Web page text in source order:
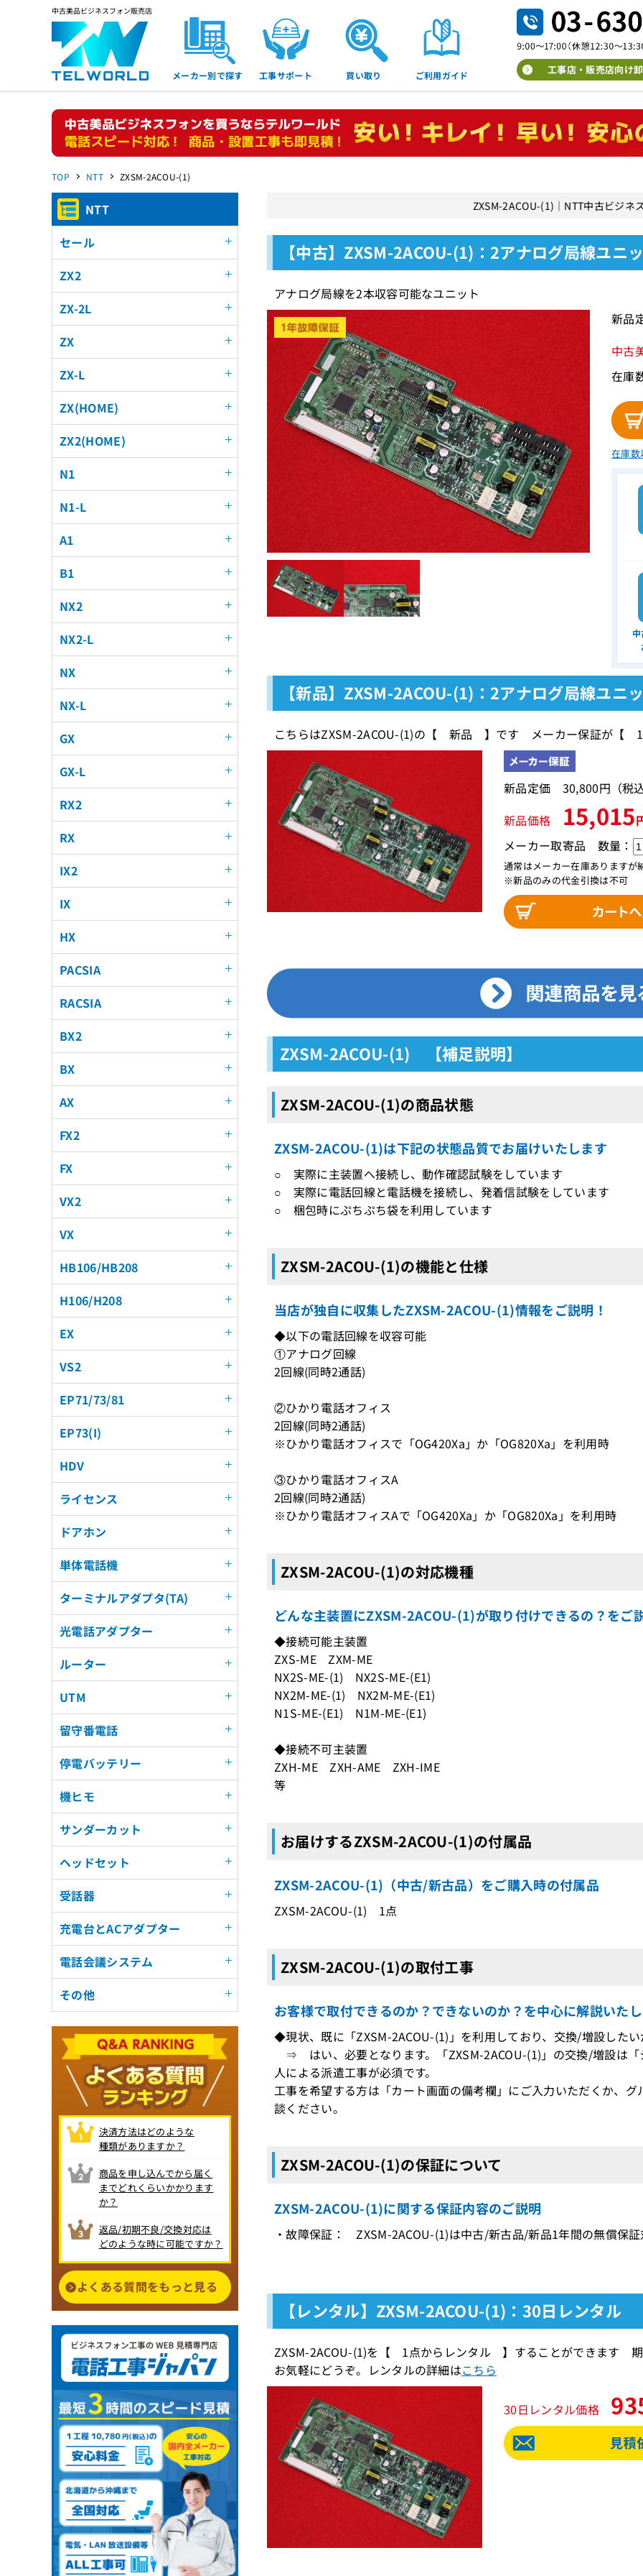
中古美品ビジネスフォン販売店
メーカー別で探す 工事サポート 買い取り ご利用ガイド 工事店・販売店向け
TOP NTT ZXSM-2ACOU-(1)
ZXSM-2ACOU-(1)｜NTT中古ビジネ
【中古】ZXSM-2ACOU-(1)：2アナログ局線ユニ
アナログ局線を2本収容可能なユニット
新品
中古
在庫
在庫数
【新品】ZXSM-2ACOU-(1)：2アナログ局線ユニ
こちらはZXSM-2ACOU-(1)の【 新品 】です メーカー保証が【
新品定価 30,800円（税
新品価格 15,015
メーカー取寄品
通常はメーカー在庫ありますが
※新品のみの代金引換は不可
数量：
ZXSM-2ACOU-(1) 【補足説明】
ZXSM-2ACOU-(1)の商品状態
ZXSM-2ACOU-(1)は下記の状態品質でお届けいたします
○ 実際に主装置へ接続し、動作確認試験をしています
○ 実際に電話回線と電話機を接続し、発着信試験をしています
○ 梱包時にぷちぷち袋を利用しています
ZXSM-2ACOU-(1)の機能と仕様
当店が独自に収集したZXSM-2ACOU-(1)情報をご説明！
◆以下の電話回線を収容可能
①アナログ回線
2回線(同時2通話)
②ひかり電話オフィス
2回線(同時2通話)
※ひかり電話オフィスで「OG420Xa」か「OG820Xa」を利用時
③ひかり電話オフィスA
2回線(同時2通話)
※ひかり電話オフィスAで「OG420Xa」か「OG820Xa」を利用時
ZXSM-2ACOU-(1)の対応機種
どんな主装置にZXSM-2ACOU-(1)が取り付けできるの？をご
◆接続可能主装置
ZXS-ME ZXM-ME
NX2S-ME-(1) NX2S-ME-(E1)
NX2M-ME-(1) NX2M-ME-(E1)
N1S-ME-(E1) N1M-ME-(E1)
◆接続不可主装置
ZXH-ME ZXH-AME ZXH-IME
等
お届けするZXSM-2ACOU-(1)の付属品
ZXSM-2ACOU-(1)（中古/新古品）をご購入時の付属品
ZXSM-2ACOU-(1) 1点
ZXSM-2ACOU-(1)の取付工事
お客様で取付できるのか？できないのか？を中心に解説いた
◆現状、既に「ZXSM-2ACOU-(1)」を利用しており、交換/増設した
⇒ はい、必要となります。「ZXSM-2ACOU-(1)」の交換/増設は「
人による派遣工事が必須です。
工事を希望する方は「カート画面の備考欄」にご入力いただくか、グ
談ください。
ZXSM-2ACOU-(1)の保証について
ZXSM-2ACOU-(1)に関する保証内容のご説明
・故障保証： ZXSM-2ACOU-(1)は中古/新古品/新品1年間の無償保
【レンタル】ZXSM-2ACOU-(1)：30日レンタル
ZXSM-2ACOU-(1)を【 1点からレンタル 】することができます 期
お気軽にどうぞ。レンタルの詳細はこちら
30日レンタル価格
NTT
セール
ZX2
ZX-2L
ZX
ZX-L
ZX(HOME)
ZX2(HOME)
N1
N1-L
A1
B1
NX2
NX2-L
NX
NX-L
GX
GX-L
RX2
RX
IX2
IX
HX
PACSIA
RACSIA
BX2
BX
AX
FX2
FX
VX2
VX
HB106/HB208
H106/H208
EX
VS2
EP71/73/81
EP73(I)
HDV
ライセンス
ドアホン
単体電話機
ターミナルアダプタ(TA)
光電話アダプター
ルーター
UTM
留守番電話
停電バッテリー
機ヒモ
サンダーカット
ヘッドセット
受話器
充電台とACアダプター
電話会議システム
その他
決済方法はどのような
種類がありますか？
商品を申し込んでから届く
までどれくらいかかります
か？
返品/初期不良/交換対応は
どのような時に可能ですか？
よくある質問をもっと見る